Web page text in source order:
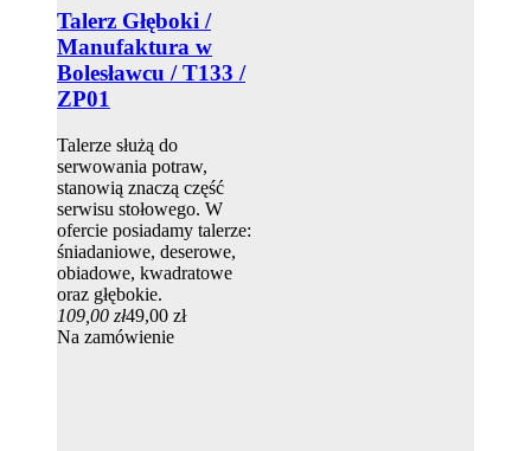
Talerz Głęboki /
Manufaktura w
Bolesławcu / T133 /
ZP01
Talerze służą do
serwowania potraw,
stanowią znaczą część
serwisu stołowego. W
ofercie posiadamy talerze:
śniadaniowe, deserowe,
obiadowe, kwadratowe
oraz głębokie.
109,00 zł49,00 zł
Na zamówienie